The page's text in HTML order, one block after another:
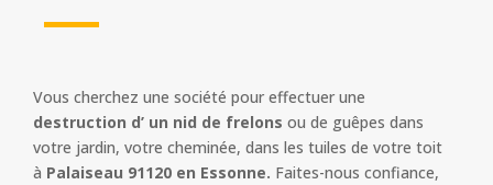
Vous cherchez une société pour effectuer une
destruction d’ un nid de frelons ou de guêpes dans
votre jardin, votre cheminée, dans les tuiles de votre toit
à Palaiseau 91120 en Essonne. Faites-nous confiance,